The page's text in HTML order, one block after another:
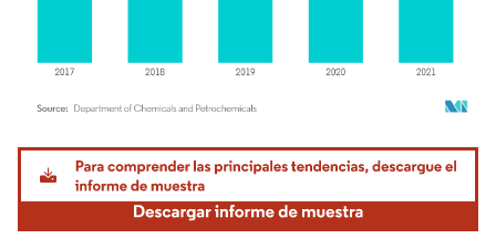
Imagen © Mordor Intelligence. El uso requiere atribución según CC BY 4.0.